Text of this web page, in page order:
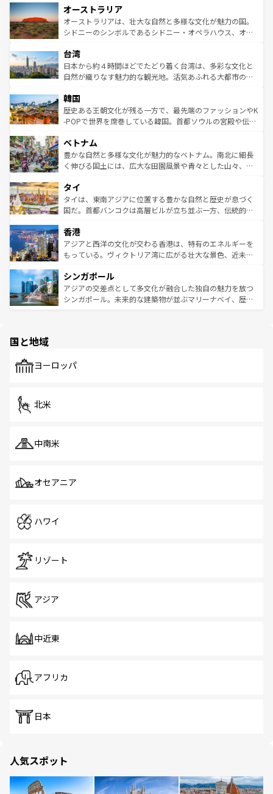
部のニューオーリンズでは、音楽と美食が融合した独特の
文化が魅力。旅行者はアメリカの各地域で異なる魅力を楽
しみながら、その多様性と豊かな歴史を感じることができ
ならではの贅沢な旅のスタイルだ。 なお、新着のアメリカ
情報はコンテンツ一覧を参照してほしい。
ワイ島は見逃せない。また、定番の観光地といえばオアフ
島だが、静かな自然を求めるならマウイ島やカウアイ島が
おすすめ。エメラルドグリーンに輝く海をはじめ、豊かな
れるおもてなしの心で訪れる人々を迎えてくれるハワイの
人々、おいしいローカルフードやハワイアンミュージッ
ク、伝統的なフラダンスなど、すべてがハワイの魅力を彩
ワイを、存分に味わってほしい。 なお、新着のハワイ情報
はコンテンツ一覧を参照してほしい。
オーストラリア
オーストラリアは、壮大な自然と多様な文化が魅力の国。
シドニーのシンボルであるシドニー・オペラハウス、オー
リアリーフや大陸中央部にそびえるウルル（エアーズロッ
ク）、タスマニアの美しい原生林やケアンズの熱帯雨林な
ど、見どころがたくさん。また、カフェやワイン、オージ
いる。アクティビティも充実しており、サーフィンやダイ
ビング、ハイキングなど、アウトドア好きにはたまらな
い。オーストラリアの多彩な魅力を存分に味わいつくそ
参照してほしい。
台湾
日本から約４時間ほどでたどり着く台湾は、多彩な文化と
自然が織りなす魅力的な観光地。活気あふれる大都市の台
ン）、静ひつな山岳地帯である台湾東部など、都市の喧騒
と山間の静けさが共存しており、訪れる人に新しい発見と
驚きをもたらしてくれる。また、奥深い台湾の食文化も魅
容にもいいと評判のスイーツなど、バラエティ豊かな料理
が味わえる。 なお、新着の台湾情報は コンテンツ一覧を参
照してほしい。
韓国
歴史ある王朝文化が残る一方で、最先端のファッションやK
-POPで世界を席巻している韓国。首都ソウルの宮殿や伝統
き、地方に足を延ばせば四季折々の自然美を楽しむことが
できる。そして、キムチや焼肉、絶品のストリートフード
まで、さまざまな韓国料理が待っている。夜には、韓国な
リティに包まれながら、韓国の多彩な魅力を心ゆくまで味
わってみてほしい。 なお、新着の韓国情報はコンテンツ一
覧を参照してほしい。
ベトナム
豊かな自然と多様な文化が魅力的なベトナム。南北に細長
く伸びる国土には、広大な田園風景や青々とした山々、世
急速な発展と共に伝統が息づく。ハノイの古い町並みやホ
ーチミン市のフランス統治時代の建物も、独特の雰囲気を
醸し出している。また、バラエティの豊かさとおいしさで
とつ。フォーやバインミー、ベトナムコーヒーなどは、ぜ
ひ現地で味わいたい。どの地域を訪れてもあたたかい人々
が旅行者を迎えてくれるので、きっと忘れられない旅にな
参照してほしい。
タイ
タイは、東南アジアに位置する豊かな自然と歴史が息づく
国だ。首都バンコクは高層ビルが立ち並ぶ一方、伝統的な
の活気が交差している。北部ではチェンマイなどの山岳地
帯で自然と触れ合い、南部ではプーケットやクラビの美し
いビーチでリゾート気分を楽しむことができる。タイ料理
激する。気候は一年中温暖で、どの季節にも異なる楽しみ
が待っている。親しみやすいタイの人々、仏教を中心とし
た文化、そして多様な観光資源が、訪れる旅人を魅了し続
香港
アジアと西洋の文化が交わる香港は、特有のエネルギーを
もっている。ヴィクトリア湾に広がる壮大な景色、近未来
み、どこを訪れても感動するはず。観光スポットが密集し
ており、効率よく見どころを回れるのも魅力。息をのむよ
うな絶景から文化的な体験まで、香港を存分に楽しみ尽く
シンガポール
アジアの交差点として多文化が融合した独自の魅力を放つ
シンガポール。未来的な建築物が並ぶマリーナベイ、歴史
で、ホーカーズは地元の風情を楽しめる外せないスポット
国と地域
ヨーロッパ
北米
中南米
オセアニア
ハワイ
リゾート
アジア
中近東
アフリカ
日本
人気スポット